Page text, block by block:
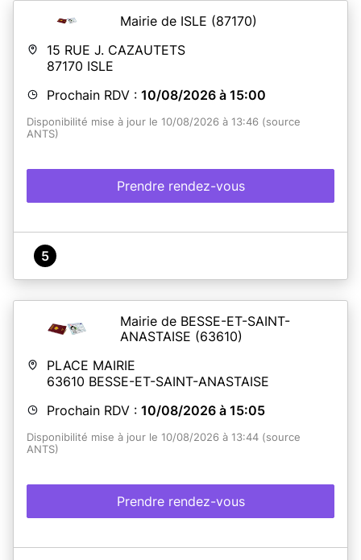
Mairie de ISLE (87170)
15 RUE J. CAZAUTETS
87170 ISLE
Prochain RDV : 10/08/2026 à 15:00
Disponibilité mise à jour le 10/08/2026 à 13:46 (source
ANTS)
Prendre rendez-vous
5
Mairie de BESSE-ET-SAINT-
ANASTAISE (63610)
PLACE MAIRIE
63610 BESSE-ET-SAINT-ANASTAISE
Prochain RDV : 10/08/2026 à 15:05
Disponibilité mise à jour le 10/08/2026 à 13:44 (source
ANTS)
Prendre rendez-vous